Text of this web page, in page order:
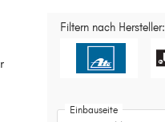
Filtern nach Hersteller:
Einbauseite